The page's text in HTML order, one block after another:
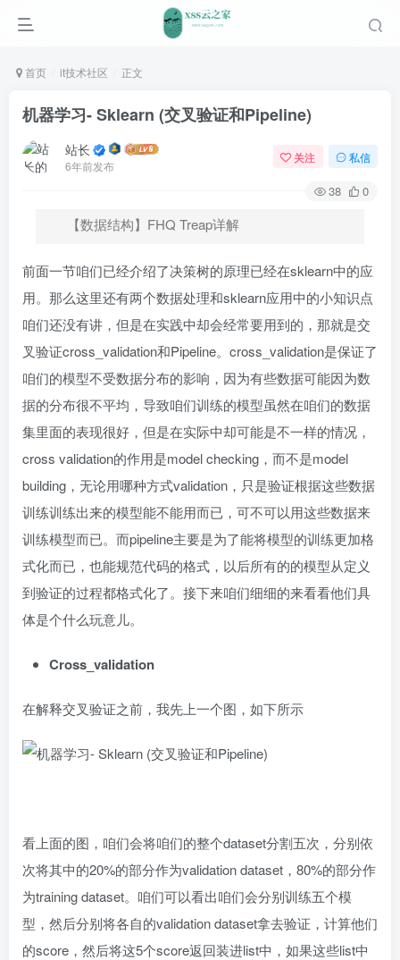
首页 it技术社区 正文
机器学习- Sklearn (交叉验证和Pipeline)
站长
6年前发布
关注 私信
38 0
【数据结构】FHQ Treap详解
前面一节咱们已经介绍了决策树的原理已经在sklearn中的应
用。那么这里还有两个数据处理和sklearn应用中的小知识点
咱们还没有讲，但是在实践中却会经常要用到的，那就是交
叉验证cross_validation和Pipeline。cross_validation是保证了
咱们的模型不受数据分布的影响，因为有些数据可能因为数
据的分布很不平均，导致咱们训练的模型虽然在咱们的数据
集里面的表现很好，但是在实际中却可能是不一样的情况，
cross validation的作用是model checking，而不是model
building，无论用哪种方式validation，只是验证根据这些数据
训练训练出来的模型能不能用而已，可不可以用这些数据来
训练模型而已。而pipeline主要是为了能将模型的训练更加格
式化而已，也能规范代码的格式，以后所有的的模型从定义
到验证的过程都格式化了。接下来咱们细细的来看看他们具
体是个什么玩意儿。
Cross_validation
在解释交叉验证之前，我先上一个图，如下所示
看上面的图，咱们会将咱们的整个dataset分割五次，分别依
次将其中的20%的部分作为validation dataset，80%的部分作
为training dataset。咱们可以看出咱们会分别训练五个模
型，然后分别将各自的validation dataset拿去验证，计算他们
的score，然后将这5个score返回装进list中，如果这些list中